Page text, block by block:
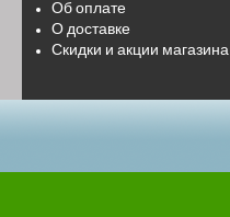
Об оплате
О доставке
Скидки и акции магазина